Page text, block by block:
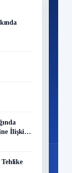
İlişkin
Tehlike